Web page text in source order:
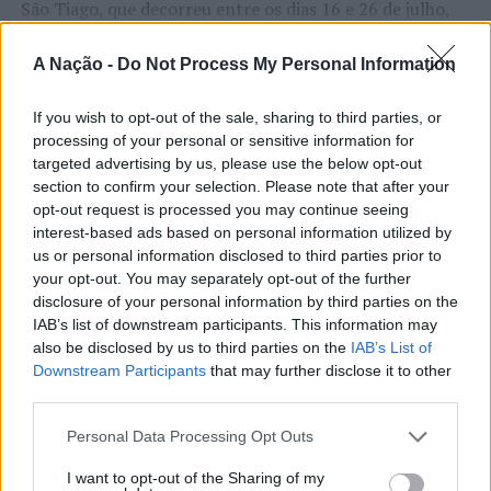
A Nação - Do Not Process My Personal Information
If you wish to opt-out of the sale, sharing to third parties, or
processing of your personal or sensitive information for
targeted advertising by us, please use the below opt-out
section to confirm your selection. Please note that after your
opt-out request is processed you may continue seeing
interest-based ads based on personal information utilized by
us or personal information disclosed to third parties prior to
your opt-out. You may separately opt-out of the further
disclosure of your personal information by third parties on the
IAB’s list of downstream participants. This information may
also be disclosed by us to third parties on the IAB’s List of
Downstream Participants that may further disclose it to other
Personal Data Processing Opt Outs
I want to opt-out of the Sharing of my
São Tiago, que decorreu entre os dias 16 e 26 de julho,
certames populares de Portugal. Com origens medievais
tradição, atividade económica, comércio, gastronomia,
animação cultural e divulgação empresarial,
constituindo um dos principais momentos de promoção
do município e da Beira Interior.
Para António Carlos, o crescimento alcançado ao longo
dos últimos anos representa o cumprimento dos
objetivos que traçou quando iniciou o seu percurso no
setor imobiliário. O empresário considera que o
reconhecimento conquistado resulta da proximidade
com a comunidade e da capacidade de apoiar não apenas
compradores e vendedores, mas também iniciativas
locais e projetos de desenvolvimento regional. Segundo
explicou, esse envolvimento tem permitido “consolidar a
sua presença em vários concelhos da Beira Interior e
ATUALIDADE
Rio de Janeiro: Governo do Estado
propõe parceria com a FUNCEX para
“reforçar inteligência sobre
comércio exterior”
Por Ígor Lopes